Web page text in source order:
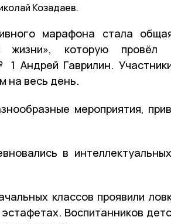
Козадаев.
марафона стала
жизни», которую провёл
Андрей Гаврилин.
на весь день.
мероприятия,
в
классов проявили
Воспитанников